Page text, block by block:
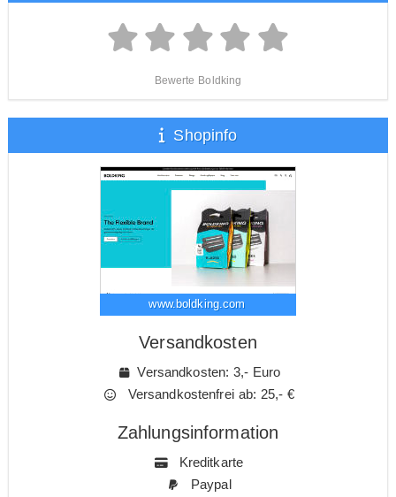
Bewerte Boldking
Shopinfo
www.boldking.com
Versandkosten
Versandkosten: 3,- Euro
Versandkostenfrei ab: 25,- €
Zahlungsinformation
Kreditkarte
Paypal